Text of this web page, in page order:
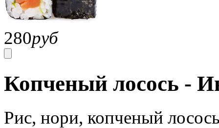
280руб
Копченый лосось -
Рис, нори, копченый